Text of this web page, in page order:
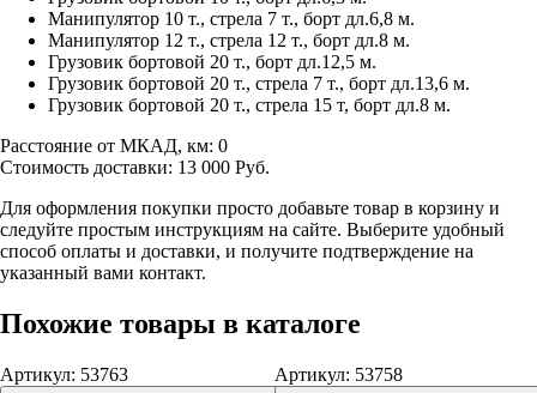
Манипулятор 10 т., стрела 7 т., борт дл.6,8 м.
Манипулятор 12 т., стрела 12 т., борт дл.8 м.
Грузовик бортовой 20 т., борт дл.12,5 м.
Грузовик бортовой 20 т., стрела 7 т., борт дл.13,6 м.
Грузовик бортовой 20 т., стрела 15 т, борт дл.8 м.
Расстояние от МКАД, км: 0
Стоимость доставки: 13 000 Руб.
Для оформления покупки просто добавьте товар в корзину и
следуйте простым инструкциям на сайте. Выберите удобный
способ оплаты и доставки, и получите подтверждение на
указанный вами контакт.
Похожие товары в каталоге
Артикул: 53763 Артикул: 53758